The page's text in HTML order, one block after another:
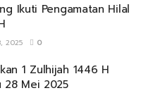
Ikuti Pengamatan Hilal
2025 0
1 Zulhijah 1446 H
28 Mei 2025